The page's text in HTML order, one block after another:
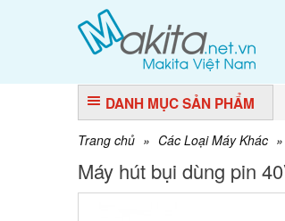
DANH MỤC SẢN PHẨM
Trang chủ » Các Loại Máy Khác »
Máy hút bụi dùng pin